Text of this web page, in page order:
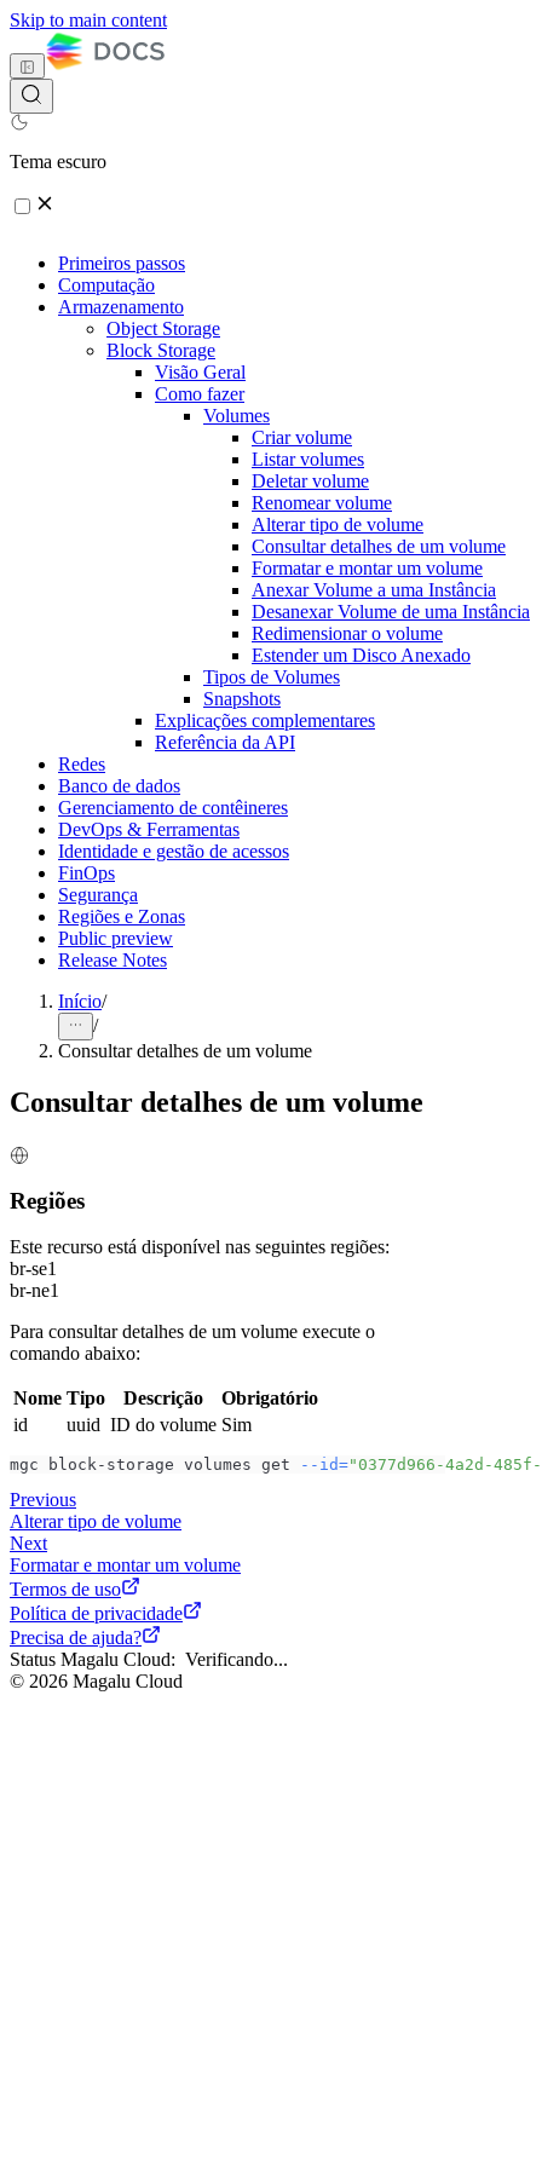
Skip to main content
Tema escuro
Primeiros passos
Computação
Armazenamento
Object Storage
Block Storage
Visão Geral
Como fazer
Volumes
Criar volume
Listar volumes
Deletar volume
Renomear volume
Alterar tipo de volume
Consultar detalhes de um volume
Formatar e montar um volume
Anexar Volume a uma Instância
Desanexar Volume de uma Instância
Redimensionar o volume
Estender um Disco Anexado
Tipos de Volumes
Snapshots
Explicações complementares
Referência da API
Redes
Banco de dados
Gerenciamento de contêineres
DevOps & Ferramentas
Identidade e gestão de acessos
FinOps
Segurança
Regiões e Zonas
Public preview
Release Notes
Início/
/
Consultar detalhes de um volume
Consultar detalhes de um volume
Regiões
Este recurso está disponível nas seguintes regiões:
br-se1
br-ne1
Para consultar detalhes de um volume execute o
comando abaixo:
Nome Tipo Descrição
Obrigatório
id
uuid ID do volume Sim
mgc block-storage volumes get --id="0377d966-4a2d-
Previous
Alterar tipo de volume
Next
Formatar e montar um volume
Termos de uso
Política de privacidade
Precisa de ajuda?
Status Magalu Cloud: Verificando...
© 2026 Magalu Cloud